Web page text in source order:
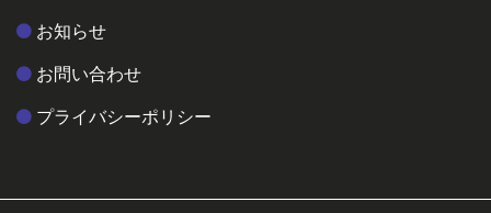
お知らせ
お問い合わせ
プライバシーポリシー